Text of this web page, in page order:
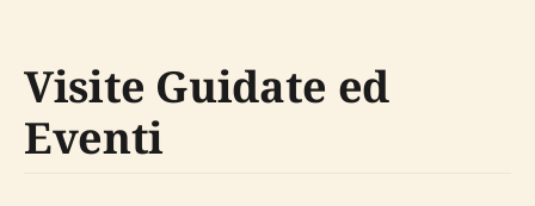
Visite Guidate ed
Eventi